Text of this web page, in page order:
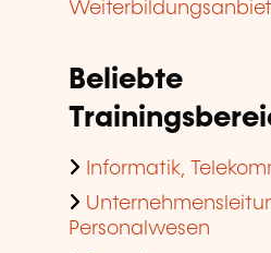
Beliebte
Informatik,
Personalwesen